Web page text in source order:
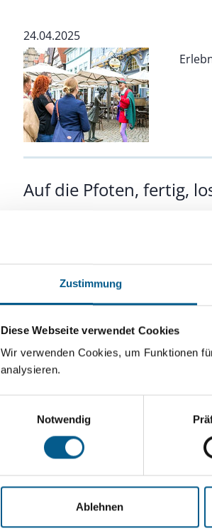
Zustimmung
Diese Webseite verwendet Cookies
Wir verwenden Cookies, um Funktionen
analysieren.
Notwendig
Ablehnen
24.04.2025
Auf die Pfoten, fertig,
In Wolfsburg-Ehmen ist eine neue
350 Jahre Großer
17.04.2025
Neue
Unterstützung für die